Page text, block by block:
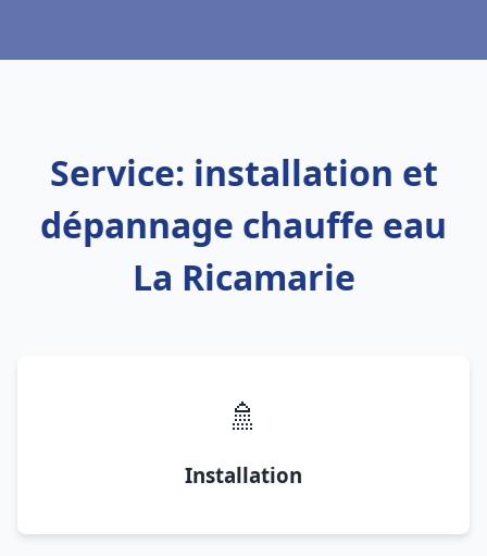
Service: installation et
dépannage chauffe eau
La Ricamarie
🚿
Installation